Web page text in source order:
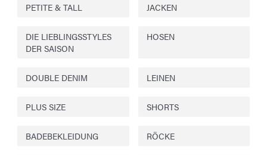
PETITE & TALL JACKEN
DIE LIEBLINGSSTYLES
DER SAISON
HOSEN
DOUBLE DENIM LEINEN
PLUS SIZE SHORTS
BADEBEKLEIDUNG RÖCKE